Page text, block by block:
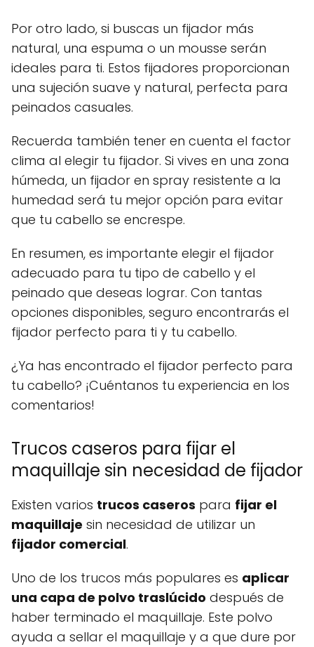
Por otro lado, si buscas un fijador más
natural, una espuma o un mousse serán
ideales para ti. Estos fijadores proporcionan
una sujeción suave y natural, perfecta para
peinados casuales.
Recuerda también tener en cuenta el factor
clima al elegir tu fijador. Si vives en una zona
húmeda, un fijador en spray resistente a la
humedad será tu mejor opción para evitar
que tu cabello se encrespe.
En resumen, es importante elegir el fijador
adecuado para tu tipo de cabello y el
peinado que deseas lograr. Con tantas
opciones disponibles, seguro encontrarás el
fijador perfecto para ti y tu cabello.
¿Ya has encontrado el fijador perfecto para
tu cabello? ¡Cuéntanos tu experiencia en los
comentarios!
Trucos caseros para fijar el
maquillaje sin necesidad de fijador
Existen varios trucos caseros para fijar el
maquillaje sin necesidad de utilizar un
fijador comercial.
Uno de los trucos más populares es aplicar
una capa de polvo traslúcido después de
haber terminado el maquillaje. Este polvo
ayuda a sellar el maquillaje y a que dure por